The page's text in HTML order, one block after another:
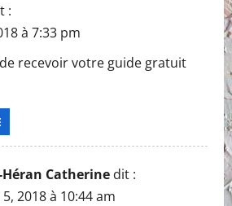
:
à 7:33 pm
recevoir votre guide gratuit
Héran Catherine dit :
2018 à 10:44 am